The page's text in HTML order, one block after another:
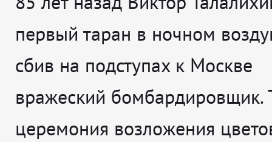
первый таран в ночном
сбив на подступах к Москве
вражеский бомбардировщик.
церемония возложения